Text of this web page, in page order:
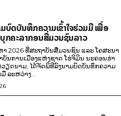
ບົດບັນທຶກຄວາມເຂົ້າໃຈຮ່ວມມື ເພື່ອ
ກຄະລາກອນສື່ມວນຊົນລາວ
າ 2026 ທີ່ສະຖາບັນສື່ມວນຊົນ ແລະ ໂຄສະນາ
ບັນການເມືອງແຫ່ງຊາດ ໂຮ່ຈິມິນ ນະຄອນຮ່າ
ຽດນາມ, ໄດ້ຈັດພິທີລົງນາມບົດບັນທຶກຄວາມ
ລະຫວ່າງ...